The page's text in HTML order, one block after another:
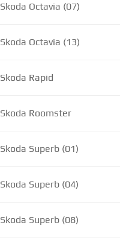
Skoda Octavia (07)
Skoda Octavia (13)
Skoda Rapid
Skoda Roomster
Skoda Superb (01)
Skoda Superb (04)
Skoda Superb (08)